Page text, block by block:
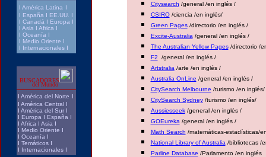
I América Latina I
I España I EE.UU.
I
I Canadá I Europa I
I Asia I Africa I
I Oceanía I
I Medio Oriente I
I InternacionalesI
BUSCADORES
del Mundo
I América del Norte I
I América CentralI
I América del SurI
I Europa I España I
I Africa I Asia I
I Medio Oriente I
I Oceanía I
I TemáticosI
I InternacionalesI
Citysearch /general /en inglés /
CSIRO/ciencia /en inglés/
Green Pages/directorio /en inglés /
Excite-Australia /general /en inglés /
The Australian Yellow Pages/directorio /
F2 /general /en inglés /
Artstralia /arte /en inglés /
Australia OnLine /general /en inglés /
CitySearch Melbourne /turismo /en inglés/
CitySearch Sydney/turismo /en inglés/
Aussiesseek/general /en inglés /
GOEureka /general /en inglés /
Math Search /matemáticas-estadísticas/
National Library of Australia /bibliotecas /
Parline Database /Parlamento /en inglés